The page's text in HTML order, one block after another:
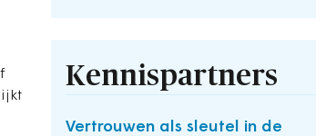
Kennispartners
Vertrouwen als sleutel in de